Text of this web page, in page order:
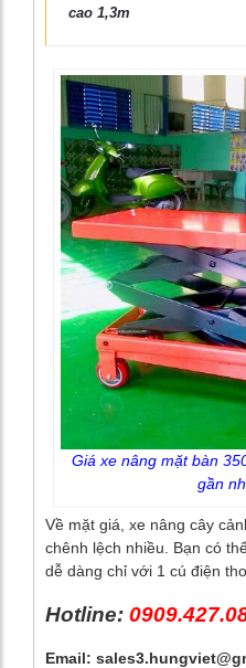
cao 1,3m
Giá xe nâng mặt bàn
gần
Về mặt giá, xe nâng cây
chênh lệch nhiều. Bạn có
dễ dàng chỉ với 1 cú điện
Hotline:
Email: